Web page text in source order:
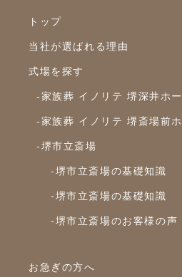
トップ
当社が選ばれる理由
式場を探す
-家族葬 イノリテ 堺深井ホ
-家族葬 イノリテ 堺斎場前
-堺市立斎場
-堺市立斎場の基礎知識
-堺市立斎場の基礎知識
-堺市立斎場のお客様の声
お急ぎの方へ